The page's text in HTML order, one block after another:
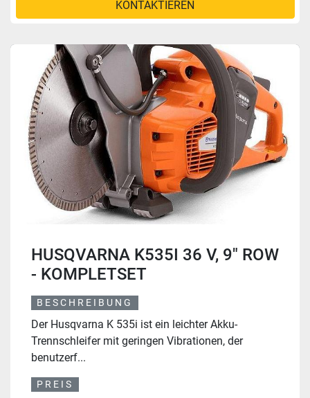
KONTAKTIEREN
HUSQVARNA K535I 36 V, 9" ROW
- KOMPLETSET
BESCHREIBUNG
Der Husqvarna K 535i ist ein leichter Akku-
Trennschleifer mit geringen Vibrationen, der
benutzerf...
PREIS